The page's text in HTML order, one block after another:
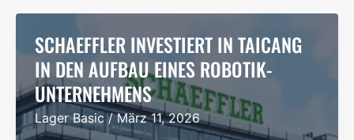
in
der
Welt
(Leitfaden
2026)
SCHAEFFLER INVESTIERT IN TAICANG
IN DEN AUFBAU EINES ROBOTIK-
UNTERNEHMENS
Lager Basic/März 11, 2026